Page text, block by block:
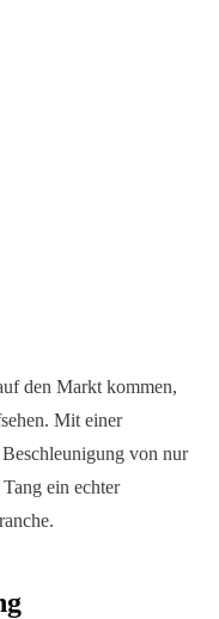
den Markt kommen,
Mit einer
von nur
ein echter